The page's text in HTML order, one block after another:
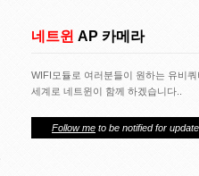
네트윈 AP 카메라
WIFI모듈로 여러분들이 원하는 유비
세계로 네트윈이 함께 하겠습니다..
Follow me to be notified for